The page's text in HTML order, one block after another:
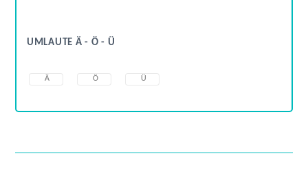
UMLAUTE Ä - Ö - Ü
Ä Ö Ü